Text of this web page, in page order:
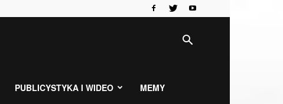
PUBLICYSTYKA I WIDEO MEMY